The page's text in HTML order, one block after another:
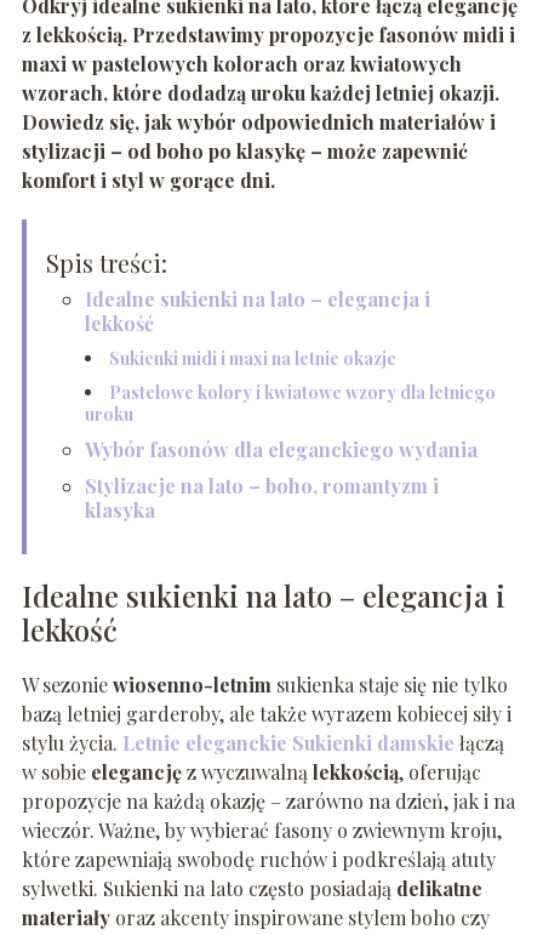
Odkryj idealne sukienki na lato, które łączą elegancję
z lekkością. Przedstawimy propozycje fasonów midi i
maxi w pastelowych kolorach oraz kwiatowych
wzorach, które dodadzą uroku każdej letniej okazji.
Dowiedz się, jak wybór odpowiednich materiałów i
stylizacji – od boho po klasykę – może zapewnić
komfort i styl w gorące dni.
Spis treści:
Idealne sukienki na lato – elegancja i
lekkość
Sukienki midi i maxi na letnie okazje
Pastelowe kolory i kwiatowe wzory dla letniego
uroku
Wybór fasonów dla eleganckiego wydania
Stylizacje na lato – boho, romantyzm i
klasyka
Idealne sukienki na lato – elegancja i
lekkość
W sezoniewiosenno-letnim sukienka staje się nie tylko
bazą letniej garderoby, ale także wyrazem kobiecej siły i
stylu życia. Letnie eleganckie Sukienki damskie łączą
w sobie elegancjęz wyczuwalną lekkością, oferując
propozycje na każdą okazję – zarówno na dzień, jak i na
wieczór. Ważne, by wybierać fasony o zwiewnym kroju,
które zapewniają swobodę ruchów i podkreślają atuty
sylwetki. Sukienki na lato często posiadają delikatne
materiałyoraz akcenty inspirowane stylem boho czy